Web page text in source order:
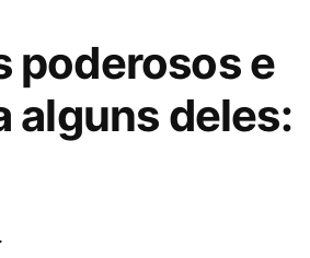
poderosos e
alguns deles: